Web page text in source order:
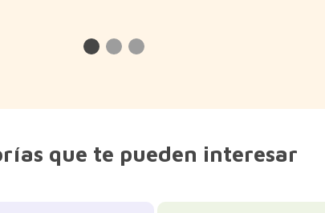
que te pueden interesar